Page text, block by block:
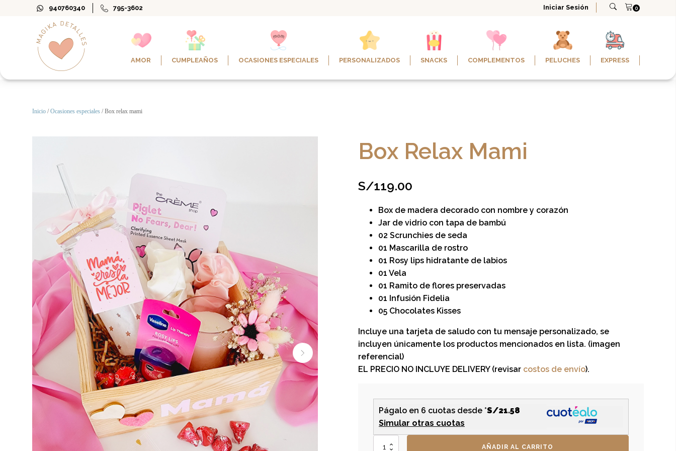
940760340 795-3602 Iniciar Sesión
AMOR CUMPLEAÑOS OCASIONES ESPECIALES PERSONALIZADOS SNACKS COMPLEMENTOS PELUCHES EXPRESS
Inicio /Ocasiones especiales / Box relax mami
Box Relax Mami
S/119.00
Box de madera decorado con nombre y corazón
Jar de vidrio con tapa de bambú
02 Scrunchies de seda
01 Mascarilla de rostro
01 Rosy lips hidratante de labios
01 Vela
01 Ramito de flores preservadas
01 Infusión Fidelia
05 Chocolates Kisses
Incluye una tarjeta de saludo con tu mensaje personalizado, se
incluyen únicamente los productos mencionados en lista. (imagen
referencial)
EL PRECIO NO INCLUYE DELIVERY (revisar costos de envío).
Págalo en 6 cuotas desde *S/21.58
Simular otras cuotas
AÑADIR AL CARRITO